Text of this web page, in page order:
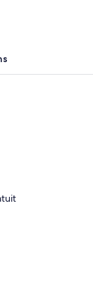
chambres, vue